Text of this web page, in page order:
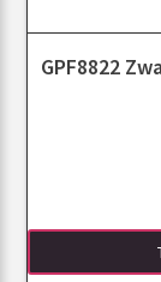
GPF8822